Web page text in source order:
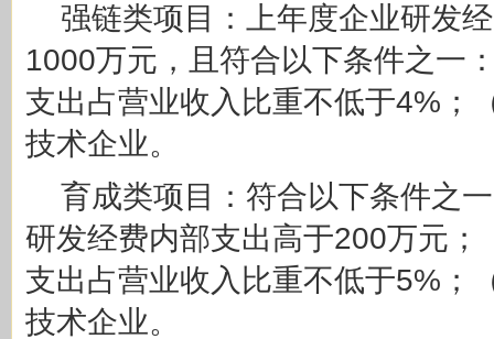
强链类项目：上年度企业研发
1000万元，且符合以下条件之一
支出占营业收入比重不低于4%；
技术企业。
育成类项目：符合以下条件之
研发经费内部支出高于200万元；
支出占营业收入比重不低于5%；
技术企业。